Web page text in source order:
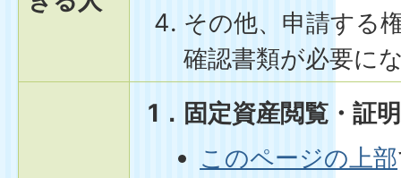
その他、申請する
確認書類が必要に
1．固定資産閲覧・証
このページの上部